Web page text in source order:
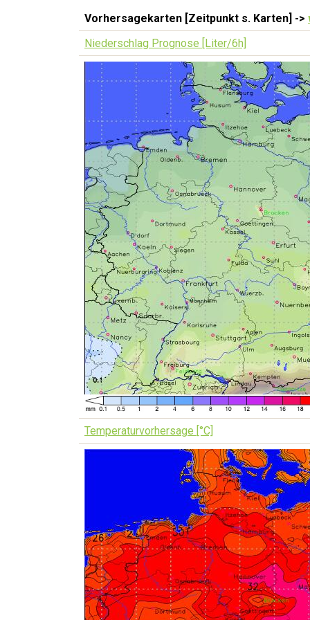
Vorhersagekarten [Zeitpunkt s. Karten] ->
Niederschlag Prognose [Liter/6h]
Temperaturvorhersage [°C]